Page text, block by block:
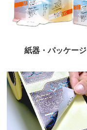
紙器・パッケージ